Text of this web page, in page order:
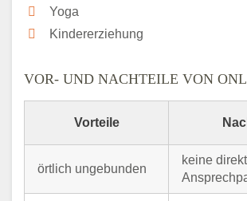
Yoga
Kindererziehung
VOR- UND NACHTEILE VON
Vorteile
örtlich ungebunden
keine